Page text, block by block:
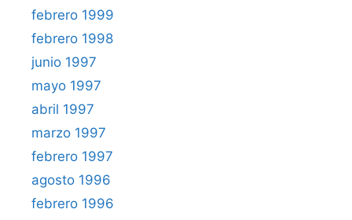
febrero 1999
febrero 1998
junio 1997
mayo 1997
abril 1997
marzo 1997
febrero 1997
agosto 1996
febrero 1996